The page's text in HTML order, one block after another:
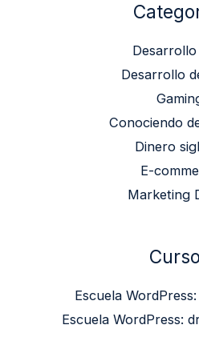
Desarrollo
Conociendo
Dinero
E-
Marketing
Escuela
Escuela WordPress: